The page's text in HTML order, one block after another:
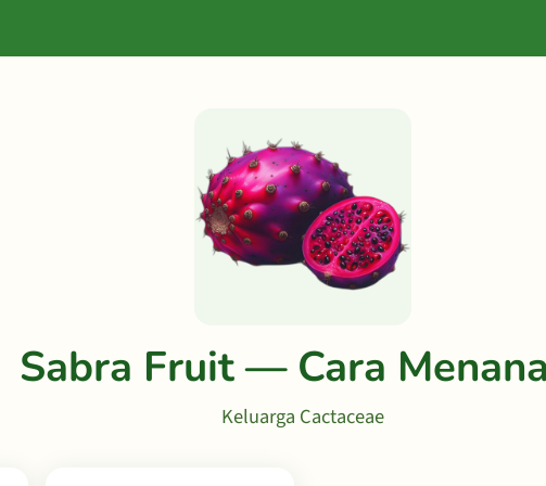
Sabra Fruit — Cara
Keluarga Cactaceae